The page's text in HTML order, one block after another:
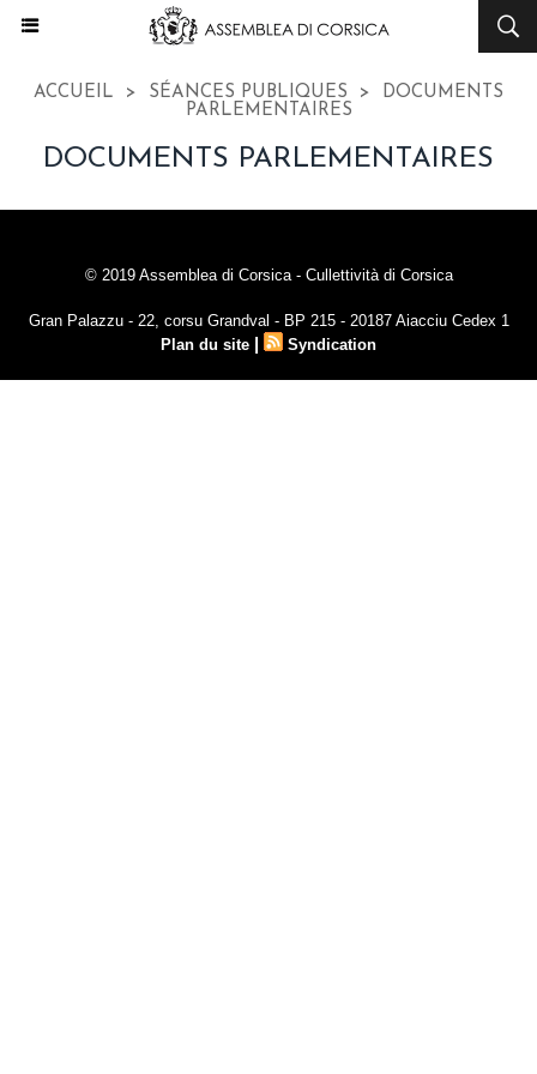
ACCUEIL > SÉANCES PUBLIQUES >
DOCUMENTS
PARLEMENTAIRES
DOCUMENTS PARLEMENTAIRES
© 2019 Assemblea di Corsica - Cullettività di Corsica
Gran Palazzu - 22, corsu Grandval - BP 215 - 20187 Aiacciu Cedex 1
Plan du site | Syndication